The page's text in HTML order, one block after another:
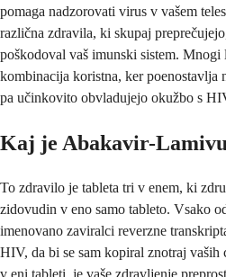
pomaga nadzorovati virus v vašem
različna zdravila, ki skupaj
poškodoval vaš imunski sistem. Mnogi
kombinacija koristna, ker
pa učinkovito obvladujejo okužbo s
Kaj je Abakavir-
To zdravilo je tableta tri v enem, ki
zidovudin v eno samo tableto. Vsako
imenovano zaviralci reverzne
HIV, da bi se sam kopiral znotraj vaših
v eni tableti, je vaše zdravljenje